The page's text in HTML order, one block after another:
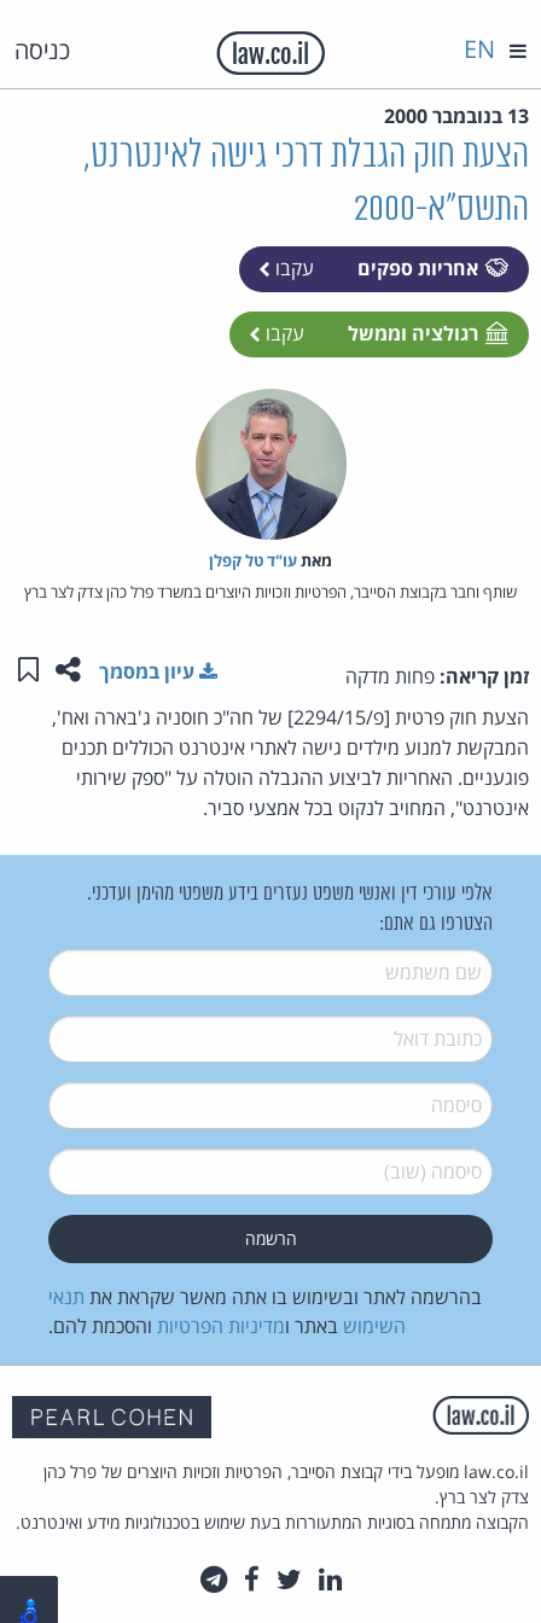
כניסה EN
13 בנובמבר 2000
הצעת חוק הגבלת דרכי גישה לאינטרנט,
התשס"א-2000
אחריות ספקים עקבו
רגולציה וממשל עקבו
מאת‏עו"ד טל קפלן
שותף וחבר בקבוצת הסייבר, הפרטיות וזכויות היוצרים במשרד פרל כהן צדק לצר ברץ
זמן קריאה: פחות מדקה שתפו
עיון במסמך
הצעת חוק פרטית [פ/2294/15] של חה"כ חוסניה ג'בארה ואח',
המבקשת למנוע מילדים גישה לאתרי אינטרנט הכוללים תכנים
פוגעניים. האחריות לביצוע ההגבלה הוטלה על "ספק שירותי
אינטרנט", המחויב לנקוט בכל אמצעי סביר.
אלפי עורכי דין ואנשי משפט נעזרים בידע משפטי מהימן ועדכני.
הצטרפו גם אתם:
שם משתמש*
דואל*
סיסמה*
סיסמה (שוב)*
בהרשמה לאתר ובשימוש בו אתה מאשר שקראת את תנאי
השימוש באתר ומדיניות הפרטיות והסכמת להם.
law.co.il מופעל בידי קבוצת הסייבר, הפרטיות וזכויות היוצרים של פרל כהן
צדק לצר ברץ.
הקבוצה מתמחה בסוגיות המתעוררות בעת שימוש בטכנולוגיות מידע ואינטרנט.
לינקדאין
טוויטרפייסבוק